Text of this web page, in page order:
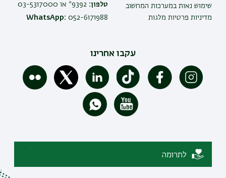
שימוש נאות במערכות המחשוב
מדיניות פרטיות מלגות
טלפון:
WhatsApp: 052-6171988
עקבו אחרינו
לתרומה